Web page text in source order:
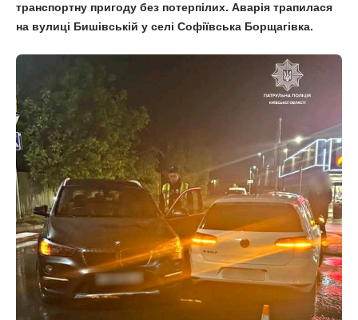
транспортну пригоду без потерпілих. Аварія трапилася
на вулиці Бишівській у селі Софіївська Борщагівка.